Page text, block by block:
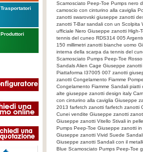
Trasportatori
Produttori
Scamosciato Peep-Toe Pumps nero
camoscio con cinturino alla caviglia
zanotti swarovski giuseppe zanotti
zanotti T-Bar sandali con un
ufficiale Nero Giuseppe zanotti High-
tennis del cuneo RDS314 005
150 millimetri zanotti bianche uomo
interna della scarpa da tennis del
Scamosciato Pumps Peep-Toe
Sandals Alien Cage Giuseppe
Piattaforma I37005 007 zanotti
zanotti Congelamento Fiamme
Congelamento Fiamme Sandali
alte giuseppe zanotti design italy
con cinturino alla caviglia Giuseppe
2013 farfetch zanotti farfetch zanotti
Cunei vendite Giuseppe zanotti
Giuseppe zanotti Vitello Stivali in
Pumps Peep-Toe Giuseppe zanotti
Giuseppe zanotti Vivid Suede
Giuseppe zanotti Sandali con il
Blue Scamosciato Pumps Peep-Toe